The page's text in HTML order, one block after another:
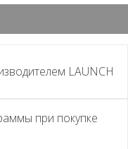
LAUNCH
при покупке